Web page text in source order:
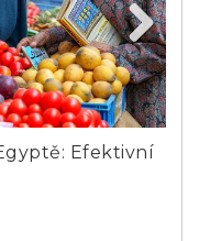
Efektivní
Next